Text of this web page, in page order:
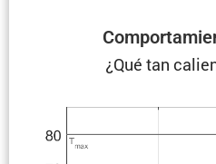
¿Qué tan